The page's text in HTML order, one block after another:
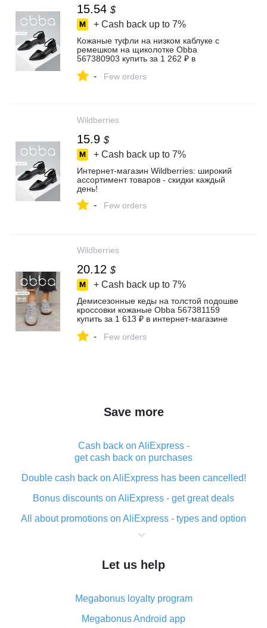
15.54 $
+ Cash back up to 7%
Кожаные туфли на низком каблуке с
ремешком на щиколотке Obba
567380903 купить за 1 262 ₽ в
- Few orders
Wildberries
15.9 $
+ Cash back up to 7%
Интернет‑магазин Wildberries: широкий
ассортимент товаров - скидки каждый
день!
- Few orders
Wildberries
20.12 $
+ Cash back up to 7%
Демисезонные кеды на толстой подошве
кроссовки кожаные Obba 567381159
купить за 1 613 ₽ в интернет‑магазине
- Few orders
Save more
Cash back on AliExpress -
get cash back on purchases
Double cash back on AliExpress has been cancelled!
Bonus discounts on AliExpress - get great deals
All about promotions on AliExpress - types and option
What is cash back when making purchases on
The best place to download cash back for AliExpress
What is the AliExpress cash back plugin and what are
its advantages
Let us help
Megabonus loyalty program
Megabonus Android app